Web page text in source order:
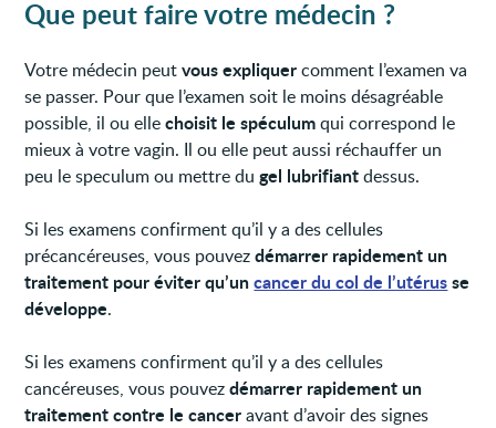
Que peut faire votre médecin ?
Votre médecin peutvous expliquercomment l’examen va
se passer. Pour que l’examen soit le moins désagréable
possible, il ou ellechoisit le spéculumqui correspond le
mieux à votre vagin. Il ou elle peut aussi réchauffer un
peu le speculum ou mettre dugel lubrifiantdessus.
Si les examens confirment qu’il y a des cellules
précancéreuses, vous pouvezdémarrer rapidement un
traitement pour éviter qu’uncancer du col de l’utérusse
développe.
Si les examens confirment qu’il y a des cellules
cancéreuses, vous pouvezdémarrer rapidement un
traitement contre le canceravant d’avoir des signes